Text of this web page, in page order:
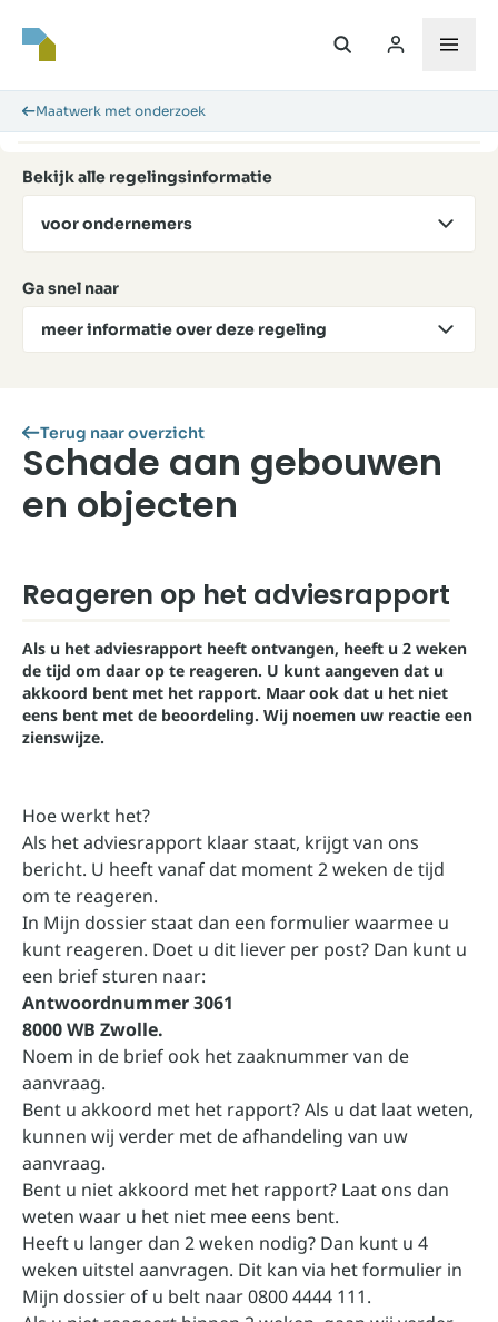
Maatwerk met onderzoek
Bekijk alle regelingsinformatie
voor ondernemers
Ga snel naar
meer informatie over deze regeling
Terug naar overzicht
Schade aan gebouwen
en objecten
Reageren op het adviesrapport
Als u het adviesrapport heeft ontvangen, heeft u 2 weken
de tijd om daar op te reageren. U kunt aangeven dat u
akkoord bent met het rapport. Maar ook dat u het niet
eens bent met de beoordeling. Wij noemen uw reactie een
zienswijze.
Hoe werkt het?
Als het adviesrapport klaar staat, krijgt van ons
bericht. U heeft vanaf dat moment 2 weken de tijd
om te reageren.
In Mijn dossierstaat dan een formulier waarmee u
kunt reageren. Doet u dit liever per post? Dan kunt u
een brief sturen naar:
Antwoordnummer 3061
8000 WB Zwolle.
Noem in de brief ook het zaaknummer van de
aanvraag.
Bent u akkoord met het rapport? Als u dat laat weten,
kunnen wij verder met de afhandeling van uw
aanvraag.
Bent u niet akkoord met het rapport? Laat ons dan
weten waar u het niet mee eens bent.
Heeft u langer dan 2 weken nodig? Dan kunt u 4
weken uitstel aanvragen. Dit kan via het formulier in
Mijn dossier of u belt naar 0800 4444 111.